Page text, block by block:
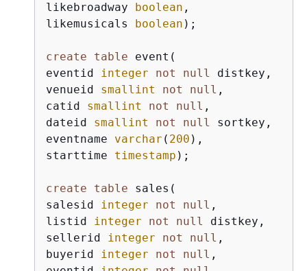
likebroadway
boolean ,
likemusicals
boolean
create table event(
eventid integer not null
distkey,
venueid smallint not null ,
catid smallint not null ,
dateid smallint not null
sortkey,
eventname varchar ( 200 ),
starttime timestamp );
create table sales(
salesid integer not null ,
listid integer not null
distkey,
sellerid integer not null ,
buyerid integer not null ,